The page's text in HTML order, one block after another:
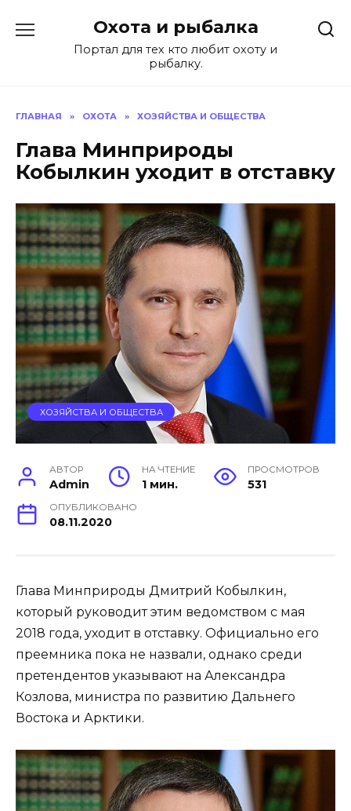
содержанию
Охота и рыбалка
Портал для тех кто любит охоту и
рыбалку.
ГЛАВНАЯ » ОХОТА » ХОЗЯЙСТВА И ОБЩЕСТВА
Глава Минприроды
Кобылкин уходит в отставку
ХОЗЯЙСТВА И ОБЩЕСТВА
АВТОР
Admin
НА ЧТЕНИЕ
1 мин.
ПРОСМОТРОВ
531
ОПУБЛИКОВАНО
08.11.2020
Глава Минприроды Дмитрий Кобылкин,
который руководит этим ведомством с мая
2018 года, уходит в отставку. Официально его
преемника пока не назвали, однако среди
претендентов указывают на Александра
Козлова, министра по развитию Дальнего
Востока и Арктики.